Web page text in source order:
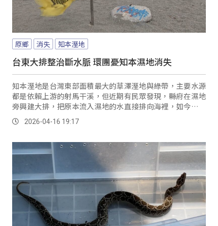
原鄉 消失 知本溼地
台東大排整治斷水脈 環團憂知本濕地消失
知本溼地是台灣東部面積最大的草澤溼地與綠帶，主要水源
都是依賴上游的射馬干溪，但近期有民眾發現，縣府在濕地
旁興建大排，把原本流入濕地的水直接排向海裡，如今溼地
幾乎全部乾涸，環團擔心未來會造成濕地生態快速消失。
2026-04-16 19:17